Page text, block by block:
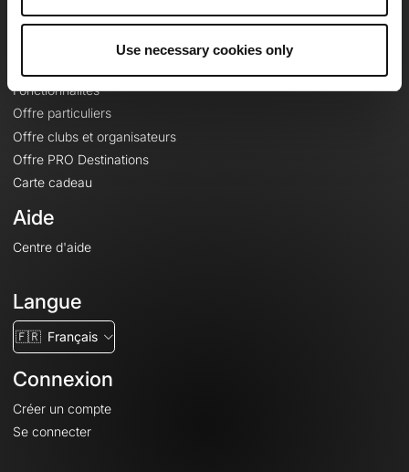
Use necessary cookies only
Fonctionnalités
Offre particuliers
Offre clubs et organisateurs
Offre PRO Destinations
Carte cadeau
Aide
Centre d'aide
Langue
🇫🇷 Français
Connexion
Créer un compte
Se connecter